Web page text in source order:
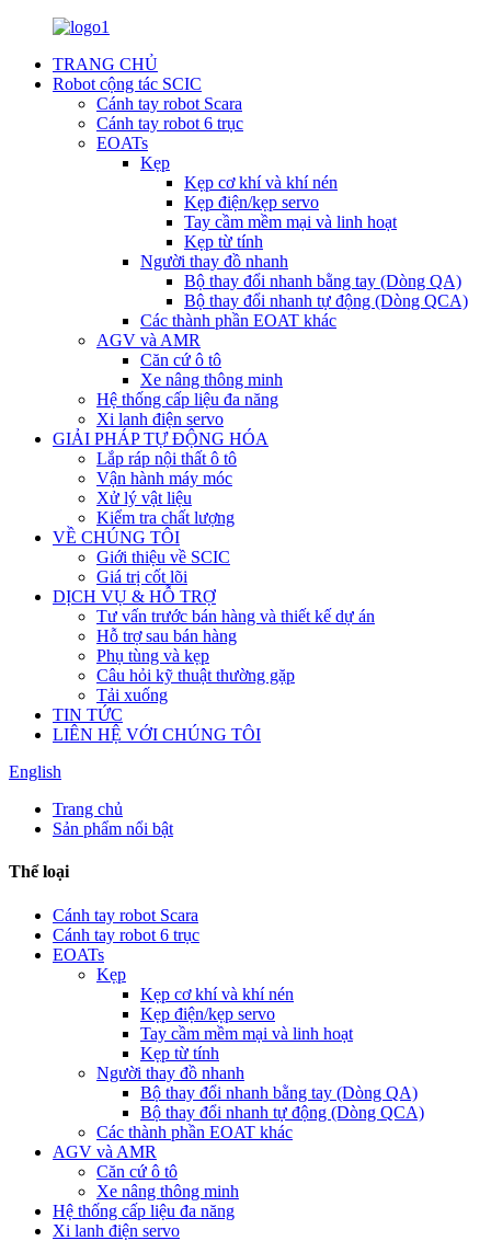
TRANG CHỦ
Robot cộng tác SCIC
Cánh tay robot Scara
Cánh tay robot 6 trục
EOATs
Kẹp
Kẹp cơ khí và khí nén
Kẹp điện/kẹp servo
Tay cầm mềm mại và linh hoạt
Kẹp từ tính
Người thay đồ nhanh
Bộ thay đổi nhanh bằng tay (Dòng QA)
Bộ thay đổi nhanh tự động (Dòng QCA)
Các thành phần EOAT khác
AGV và AMR
Căn cứ ô tô
Xe nâng thông minh
Hệ thống cấp liệu đa năng
Xi lanh điện servo
GIẢI PHÁP TỰ ĐỘNG HÓA
Lắp ráp nội thất ô tô
Vận hành máy móc
Xử lý vật liệu
Kiểm tra chất lượng
VỀ CHÚNG TÔI
Giới thiệu về SCIC
Giá trị cốt lõi
DỊCH VỤ & HỖ TRỢ
Tư vấn trước bán hàng và thiết kế dự án
Hỗ trợ sau bán hàng
Phụ tùng và kẹp
Câu hỏi kỹ thuật thường gặp
Tải xuống
TIN TỨC
LIÊN HỆ VỚI CHÚNG TÔI
English
Trang chủ
Sản phẩm nổi bật
Thể loại
Cánh tay robot Scara
Cánh tay robot 6 trục
EOATs
Kẹp
Kẹp cơ khí và khí nén
Kẹp điện/kẹp servo
Tay cầm mềm mại và linh hoạt
Kẹp từ tính
Người thay đồ nhanh
Bộ thay đổi nhanh bằng tay (Dòng QA)
Bộ thay đổi nhanh tự động (Dòng QCA)
Các thành phần EOAT khác
AGV và AMR
Căn cứ ô tô
Xe nâng thông minh
Hệ thống cấp liệu đa năng
Xi lanh điện servo